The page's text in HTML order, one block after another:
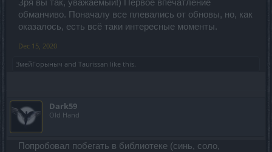
Зря вы так, уважаемый!) Первое впечатление
обманчиво. Поначалу все плевались от обновы, но, как
оказалось, есть всё таки интересные моменты.
Dec 15, 2020
ЗмейГорыныч and Taurissan like this.
Dark59
Old Hand
Попробовал побегать в библиотеке (синь, соло,